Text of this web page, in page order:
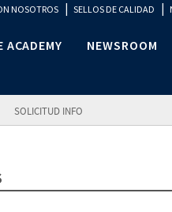
NOSOTROS | SELLOS DE CALIDAD |
ACADEMY NEWSROOM
SOLICITUD INFO